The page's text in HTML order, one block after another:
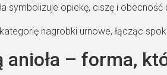
symbolizuje opiekę, ciszę i
nagrobki urnowe, łącząc
anioła – forma,